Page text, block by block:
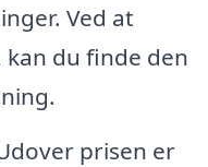
Ved at
du finde den
prisen er